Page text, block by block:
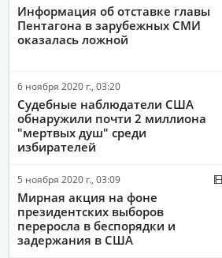
Информация об отставке главы
Пентагона в зарубежных СМИ
оказалась ложной
6 ноября 2020 г., 03:20
Судебные наблюдатели США
обнаружили почти 2 миллиона
"мертвых душ" среди
избирателей
5 ноября 2020 г., 03:09
Мирная акция на фоне
президентских выборов
переросла в беспорядки и
задержания в США